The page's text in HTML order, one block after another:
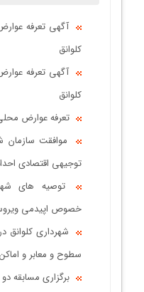
کلوانق
کلوانق
تعرفه عوارض محلی
موافقت سازمان
توجیهی اقتصادی
توصیه های
خصوص اپیدمی
شهرداری کلوانق
سطوح و معابر و
برگزاری مسابقه